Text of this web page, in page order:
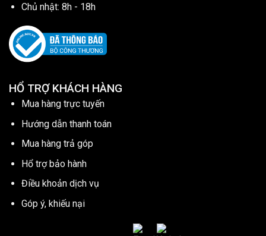
Chủ nhật: 8h - 18h
HỔ TRỢ KHÁCH HÀNG
Mua hàng trực tuyến
Hướng dẫn thanh toán
Mua hàng trả góp
Hổ trợ bảo hành
Điều khoản dịch vụ
Góp ý, khiếu nại